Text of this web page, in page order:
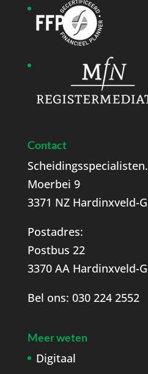
Contact
Moerbei 9
3371 NZ Hardinxveld-
Postadres:
Postbus 22
3370 AA Hardinxveld-
Bel ons: 030 224 2552
Meer weten
Digitaal